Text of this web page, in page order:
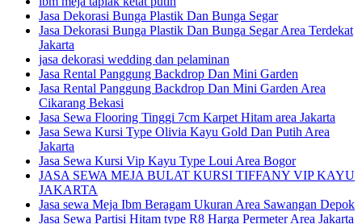
Jasa Dekorasi Bunga Plastik Dan Bunga Segar
Jasa Dekorasi Bunga Plastik Dan Bunga Segar Area Terdekat
Jakarta
jasa dekorasi wedding dan pelaminan
Jasa Rental Panggung Backdrop Dan Mini Garden
Jasa Rental Panggung Backdrop Dan Mini Garden Area
Cikarang Bekasi
Jasa Sewa Flooring Tinggi 7cm Karpet Hitam area Jakarta
Jasa Sewa Kursi Type Olivia Kayu Gold Dan Putih Area
Jakarta
Jasa Sewa Kursi Vip Kayu Type Loui Area Bogor
JASA SEWA MEJA BULAT KURSI TIFFANY VIP KAYU
JAKARTA
Jasa sewa Meja Ibm Beragam Ukuran Area Sawangan Depok
Jasa Sewa Partisi Hitam type R8 Harga Permeter Area Jakarta